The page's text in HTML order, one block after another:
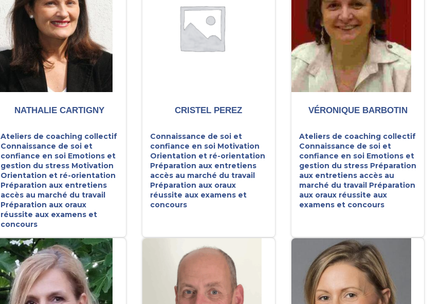
NATHALIE CARTIGNY
Ateliers de coaching collectif
Connaissance de soi et
confiance en soi Emotions et
gestion du stress Motivation
Orientation et ré-orientation
Préparation aux entretiens
accès au marché du travail
Préparation aux oraux
réussite aux examens et
concours
CRISTEL PEREZ
Connaissance de soi et
confiance en soi Motivation
Orientation et ré-orientation
Préparation aux entretiens
accès au marché du travail
Préparation aux oraux
réussite aux examens et
concours
VÉRONIQUE BARBOTIN
Ateliers de coaching collectif
Connaissance de soi et
confiance en soi Emotions et
gestion du stress Préparation
aux entretiens accès au
marché du travail Préparation
aux oraux réussite aux
examens et concours